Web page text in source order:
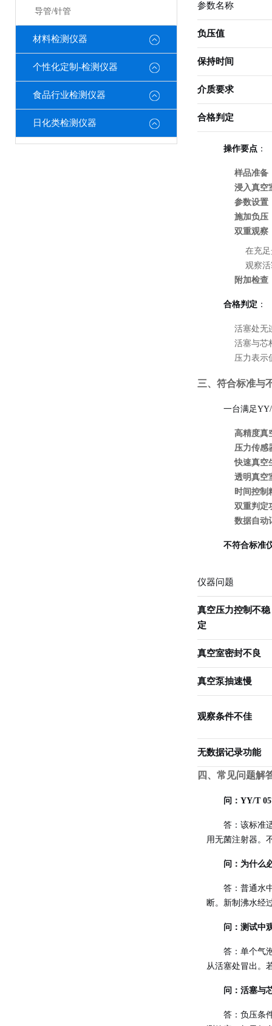
导管/针管
材料检测仪器
个性化定制-检测仪器
食品行业检测仪器
日化类检测仪器
参数名称
负压值
保持时间
介质要求
合格判定
操作要点 ：
样品准备
浸入真空
参数设置
施加负压
双重观察
在充
观察
附加检查
合格判定 ：
活塞处无
活塞与芯
压力表示
三、符合标准与
一台满足
高精度真
压力传感
快速真空
透明真空
时间控制
双重判定
数据自动
不符合标准
仪器问题
真空压力控制不稳
定
真空室密封不良
真空泵抽速慢
观察条件不佳
无数据记录功能
四、常见问题解
问：YY/T
答：该标准
用无菌注射器。
问：为什么
答：普通水
断。新制沸水经
问：测试中
答：单个气
从活塞处冒出。
问：活塞与
答：负压条